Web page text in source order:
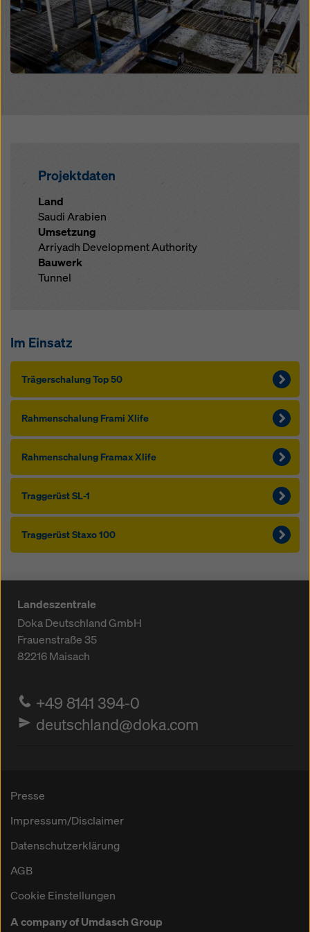
Projektdaten
Land
Saudi Arabien
Umsetzung
Arriyadh Development Authority
Bauwerk
Tunnel
Im Einsatz
Träger­schalung Top 50
Rahmen­schalung Frami Xlife
Rahmen­schalung Framax Xlife
Traggerüst SL-1
Traggerüst Sta­xo 100
Landeszentrale
Doka Deutschland GmbH
Frauenstraße 35
82216Maisach
+49 8141 394-0
deutschland@doka.com
Presse
Impressum/Disclaimer
Datenschutzerklärung
AGB
Cookie Einstellungen
A company of Umdasch Group